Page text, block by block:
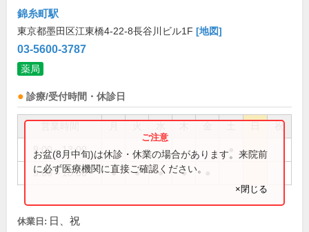
錦糸町駅
東京都墨田区江東橋4-22-8長谷川ビル1F [地図]
03-5600-3787
薬局
診療/受付時間・休診日
祝
9:00～13:00
9:00～18:00 ● ● ● ●
お盆(8月中旬)は休診・休業の場合があります。来院前
に必ず医療機関に直接ご確認ください。
×閉じる
休業日: 日、祝